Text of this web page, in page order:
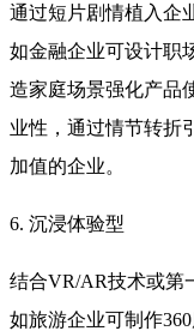
通过短片剧情植入企
如金融企业可设计职
造家庭场景强化产品
业性，通过情节转折
加值的企业。
6. 沉浸体验型
结合VR/AR技术或第
如旅游企业可制作